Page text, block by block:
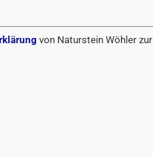
von Naturstein Wöhler zur